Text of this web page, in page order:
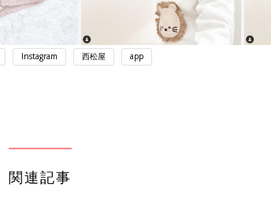
Instagram 西松屋 app
関連記事